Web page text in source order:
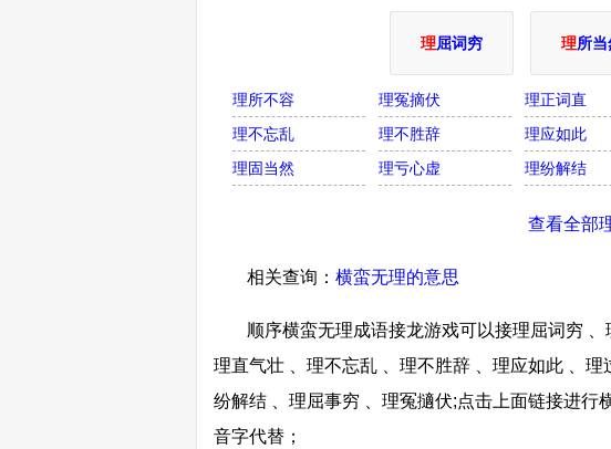
理屈词穷 理所当
理所不容 理冤摘伏 理正词直
理不忘乱
理不胜辞 理应如此
理固当然
理亏心虚 理纷解结
查看全部
相关查询： 横蛮无理的意思
顺序横蛮无理成语接龙游戏可以接理屈词穷
理直气壮 、理不忘乱 、理不胜辞 、理应如此 、
纷解结 、理屈事穷 、理冤擿伏;点击上面链接进行
音字代替；